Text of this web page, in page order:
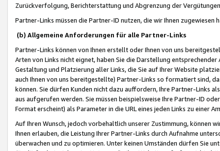
Zurückverfolgung, Berichterstattung und Abgrenzung der
Partner-Links müssen die Partner-ID nutzen, die wir Ihnen zugewiesen
(b) Allgemeine Anforderungen für alle Partner-Links
Partner-Links können von Ihnen erstellt oder Ihnen von uns
Arten von Links nicht eignet, haben Sie die Darstellung
Gestaltung und Platzierung aller Links, die Sie auf Ihrer Website
auch Ihnen von uns bereitgestellte) Partner-Links so formatiert sind,
können. Sie dürfen Kunden nicht dazu auffordern, Ihre Partner-Links
aus aufgerufen werden. Sie müssen beispielsweise Ihre Partner-ID
Format erscheint) als Parameter in die URL eines jeden Links zu einer
Auf Ihren Wunsch, jedoch vorbehaltlich unserer Zustimmung, können
Ihnen erlauben, die Leistung Ihrer Partner-Links durch Aufnahme
überwachen und zu optimieren. Unter keinen Umständen dürfen Sie